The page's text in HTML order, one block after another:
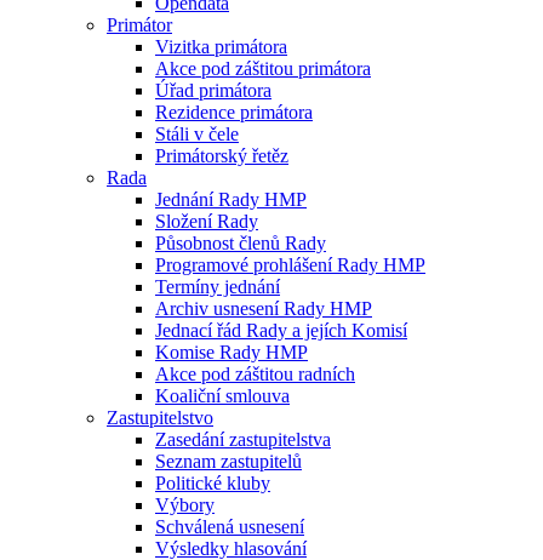
Primátor
Vizitka primátora
Akce pod záštitou primátora
Úřad primátora
Rezidence primátora
Stáli v čele
Primátorský řetěz
Rada
Jednání Rady HMP
Složení Rady
Působnost členů Rady
Programové prohlášení Rady HMP
Termíny jednání
Archiv usnesení Rady HMP
Jednací řád Rady a jejích Komisí
Komise Rady HMP
Akce pod záštitou radních
Koaliční smlouva
Zastupitelstvo
Zasedání zastupitelstva
Seznam zastupitelů
Politické kluby
Výbory
Schválená usnesení
Výsledky hlasování